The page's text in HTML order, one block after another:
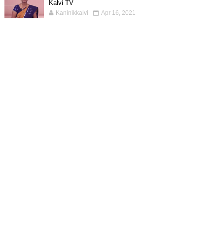
Kalvi TV
Kaninikkalvi Apr 16, 2021